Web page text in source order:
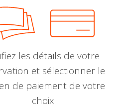
les détails de votre
et sélectionner le
de paiement de votre
choix